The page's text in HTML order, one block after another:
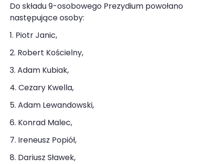
Do składu 9-osobowego Prezydium powołano
następujące osoby:
1. Piotr Janic,
2. Robert Kościelny,
3. Adam Kubiak,
4. Cezary Kwella,
5. Adam Lewandowski,
6. Konrad Malec,
7. Ireneusz Popiół,
8. Dariusz Sławek,